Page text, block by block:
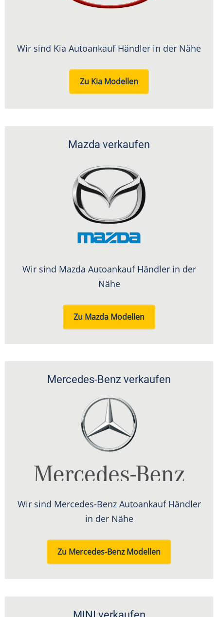
Wir sind Kia Autoankauf Händler in der Nähe
Zu Kia Modellen
Mazda verkaufen
Wir sind Mazda Autoankauf Händler in der
Nähe
Zu Mazda Modellen
Mercedes-Benz verkaufen
Wir sind Mercedes-Benz Autoankauf Händler
in der Nähe
Zu Mercedes-Benz Modellen